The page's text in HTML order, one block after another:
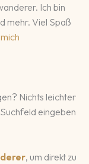
Ich bin
mehr. Viel Spaß
Nichts leichter
eingeben
, um direkt zu